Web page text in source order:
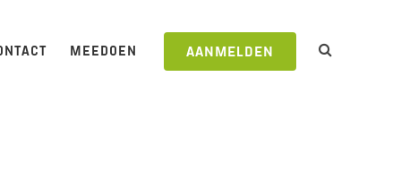
AANMELDEN
MEEDOEN